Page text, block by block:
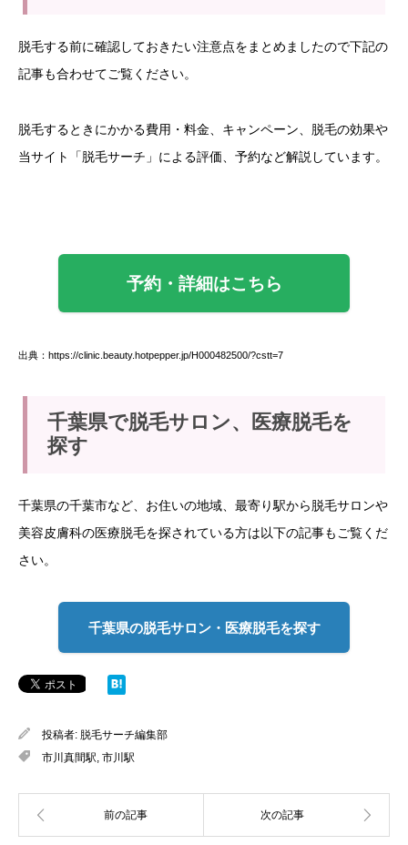
脱毛する前に確認しておきたい注意点をまとめましたので下記の
記事も合わせてご覧ください。
脱毛するときにかかる費用・料金、キャンペーン、脱毛の効果や
当サイト「脱毛サーチ」による評価、予約など解説しています。
予約・詳細はこちら
出典：https://clinic.beauty.hotpepper.jp/H000482500/?cstt=7
千葉県で脱毛サロン、医療脱毛を
探す
千葉県の千葉市など、お住いの地域、最寄り駅から脱毛サロンや
美容皮膚科の医療脱毛を探されている方は以下の記事もご覧くだ
さい。
千葉県の脱毛サロン・医療脱毛を探す
投稿者: 脱毛サーチ編集部
市川真間駅, 市川駅